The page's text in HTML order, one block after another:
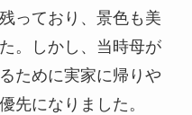
っており、 景色も美
。しかし、 当時母が
ために実家に帰りや
先になりました。